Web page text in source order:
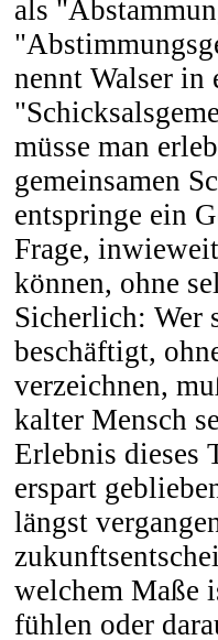
als
nennt Walser in
müsse man
gemeinsamen
entspringe ein
Frage,
können, ohne
Sicherlich: Wer
beschäftigt,
verzeichnen,
kalter Mensch
Erlebnis dieses
erspart
längst
welchem Maße
fühlen oder